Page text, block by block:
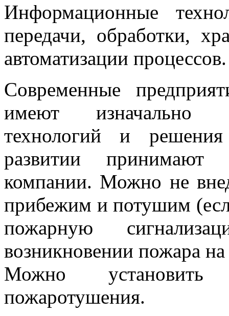
Информационные
передачи, обработки,
автоматизации процессов.
Современные
имеют изначально
технологий и
развитии принимают
компании. Можно не
прибежим и потушим
пожарную
возникновении пожара
Можно установить
пожаротушения.